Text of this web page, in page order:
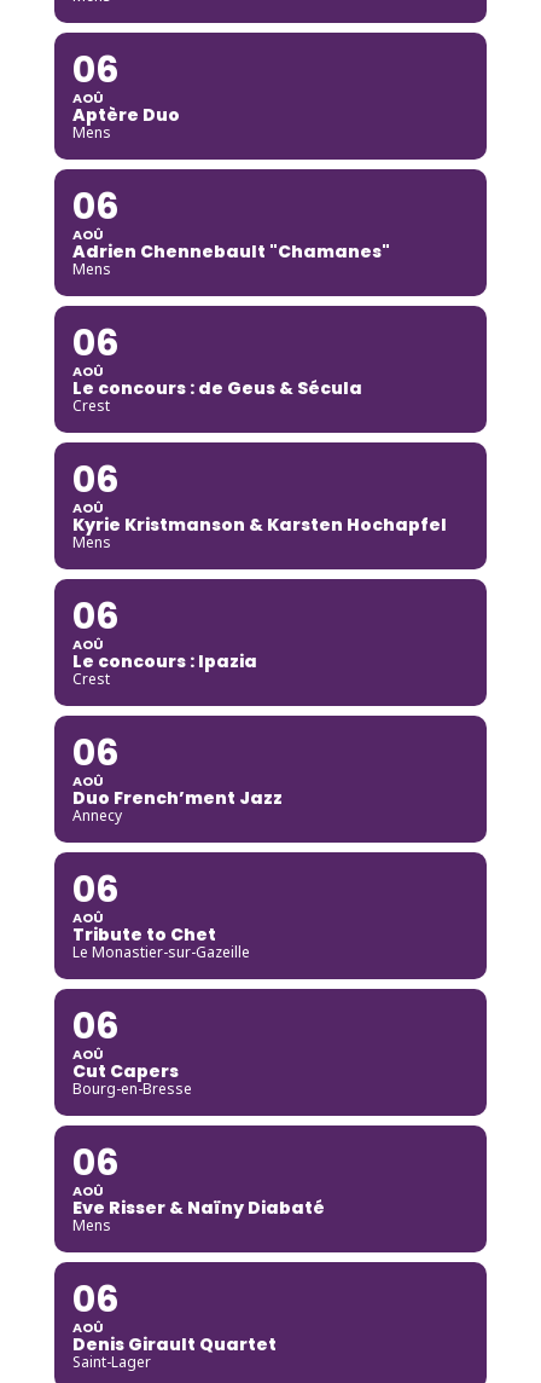
06
AOÛ
Aptère Duo
Mens
06
AOÛ
Adrien Chennebault "Chamanes"
Mens
06
AOÛ
Le concours : de Geus & Sécula
Crest
06
AOÛ
Kyrie Kristmanson & Karsten Hochapfel
Mens
06
AOÛ
Le concours : Ipazia
Crest
06
AOÛ
Duo French’ment Jazz
Annecy
06
AOÛ
Tribute to Chet
Le Monastier-sur-Gazeille
06
AOÛ
Cut Capers
Bourg-en-Bresse
06
AOÛ
Eve Risser & Naïny Diabaté
Mens
06
AOÛ
Denis Girault Quartet
Saint-Lager